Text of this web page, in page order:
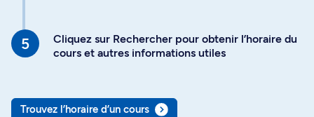
Cliquez sur Rechercher pour obtenir l’horaire du
cours et autres informations utiles
Trouvez l’horaire d’un cours